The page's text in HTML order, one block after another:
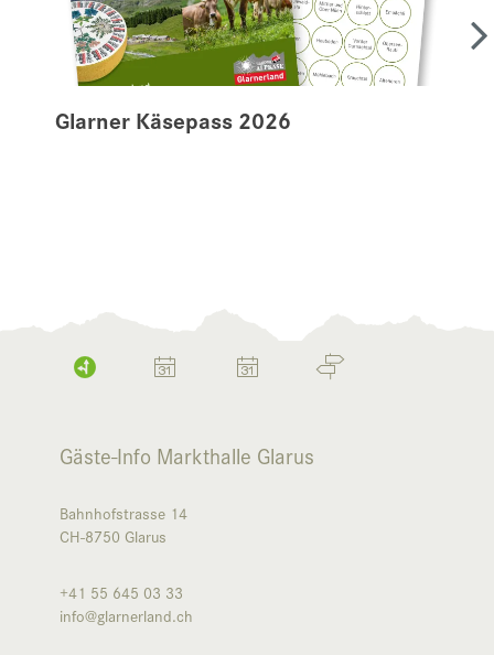
Glarner Käsepass 2026
Gäste-Info Markthalle Glarus
Bahnhofstrasse 14
CH-8750 Glarus
+41 55 645 03 33
info@glarnerland.ch